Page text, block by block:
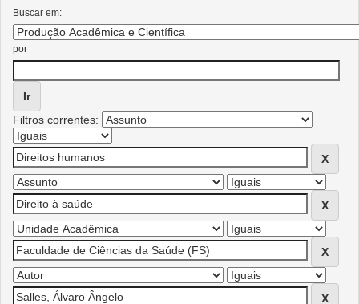
Buscar em:
por
Filtros correntes: